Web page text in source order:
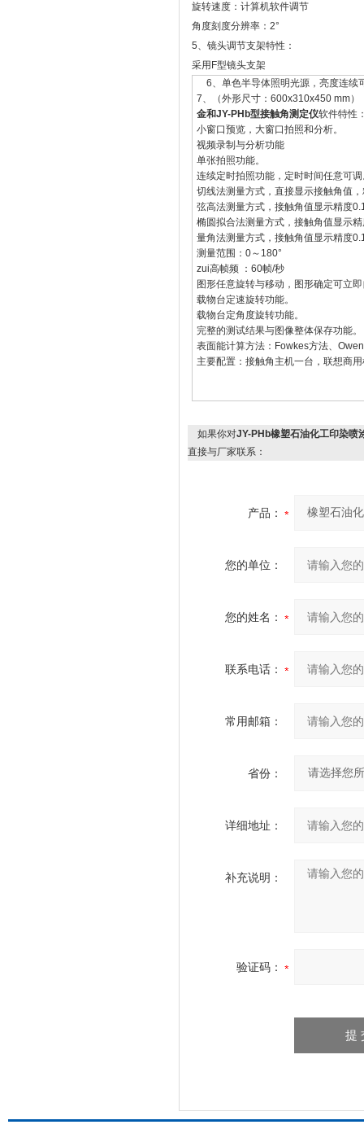
旋转速度：计算机软件调节
角度刻度分辨率：2°
5、镜头调节支架特性：
采用F型镜头支架
6、单色半导体照明光源，亮度连续
7、（外形尺寸：600x310x450 mm）
金和JY-PHb型接触角测定仪软件特性
小窗口预览，大窗口拍照和分析。
视频录制与分析功能
单张拍照功能。
连续定时拍照功能，定时时间任意可
切线法测量方式，直接显示接触角值
弦高法测量方式，接触角值显示精度
椭圆拟合法测量方式，接触角值显示精
量角法测量方式，接触角值显示精度
测量范围：0～180°
zui高帧频 ：60帧/秒
图形任意旋转与移动，图形确定可立
载物台定速旋转功能。
载物台定角度旋转功能。
完整的测试结果与图像整体保存功能。
表面能计算方法：Fowkes方法、
主要配置：接触角主机一台，联想商
如果你对JY-PHb橡塑石油化工印染喷
直接与厂家联系：
产品：
您的单位：
您的姓名：
联系电话：
常用邮箱：
省份：
详细地址：
补充说明：
验证码：